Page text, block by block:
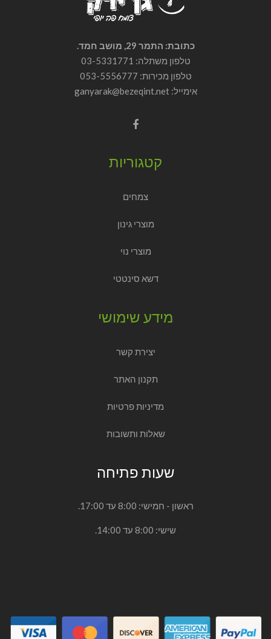
כתובת: התמר 29, מושב חמד.
טלפון משתלה: 03-5331771
טלפון מכירות: 053-5556777
אימייל: ganyarak@bezeqint.net
קטגוריות
צמחים
מוצרי גינון
מוצרי נוי
דשא סינטטי
מידע שימושי
יצירת קשר
תקנון האתר
מדיניות פרטיות
שאלות ותשובות
שעות פתיחה
ראשון - חמישי: 8:00 עד 17:00.
שישי: 8:00 עד 14:00.